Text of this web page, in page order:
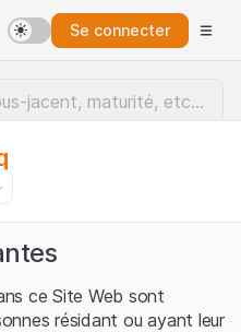
Se connecter
ce Site Web sont
résidant ou ayant leur